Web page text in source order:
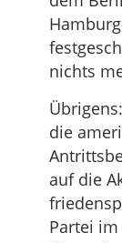
nichts
die
auf die
Partei